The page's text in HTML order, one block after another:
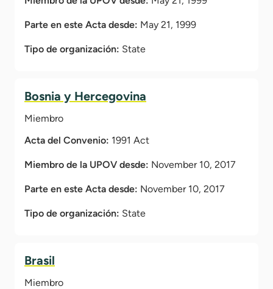
Parte en este Acta desde: May 21, 1999
Tipo de organización: State
Bosnia y Hercegovina
Miembro
Acta del Convenio: 1991 Act
Miembro de la UPOV desde: November 10, 2017
Parte en este Acta desde: November 10, 2017
Tipo de organización: State
Brasil
Miembro